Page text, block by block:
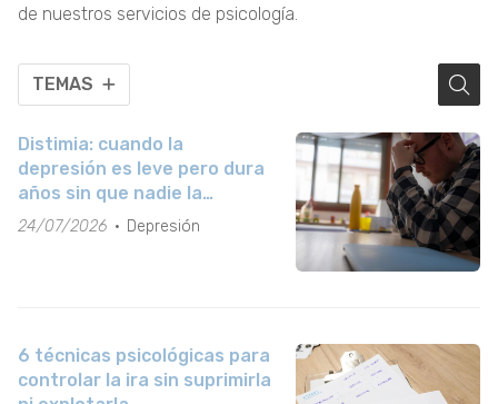
de nuestros servicios de psicología.
TEMAS
Distimia: cuando la
depresión es leve pero dura
años sin que nadie la
detecte
24/07/2026 Depresión
6 técnicas psicológicas para
controlar la ira sin suprimirla